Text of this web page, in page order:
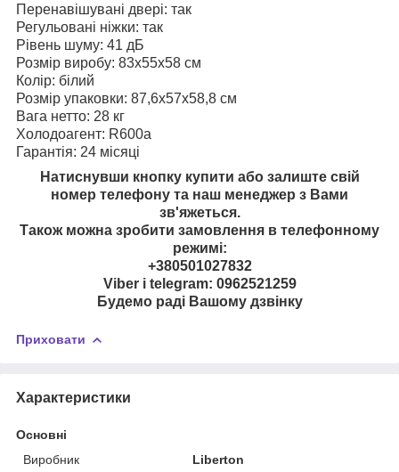
Перенавішувані двері: так
Регульовані ніжки: так
Рівень шуму: 41 дБ
Розмір виробу: 83x55x58 см
Колір: білий
Розмір упаковки: 87,6x57x58,8 см
Вага нетто: 28 кг
Холодоагент: R600a
Гарантія: 24 місяці
Натиснувши кнопку купити або залиште свій
номер телефону та наш менеджер з Вами
зв'яжеться.
Також можна зробити замовлення в телефонному
режимі:
+380501027832
Viber і telegram: 0962521259
Будемо раді Вашому дзвінку
Приховати
Характеристики
Основні
Виробник
Liberton